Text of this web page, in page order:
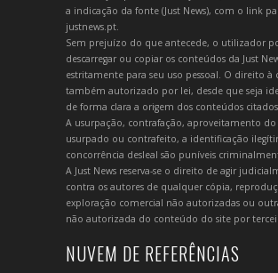
a indicação da fonte (Just News), com o link
justnews.pt.
Sem prejuízo do que antecede, o utilizador
descarregar ou copiar os conteúdos da Just
estritamente para seu uso pessoal. O direito à
também autorizado por lei, desde que seja
de forma clara a origem dos conteúdos
A usurpação, contrafação, aproveitamento
usurpado ou contrafeito, a identificação
concorrência desleal são puníveis
A Just News reserva-se o direito de agir
contra os autores de qualquer cópia,
exploração comercial não autorizadas ou
não autorizada do conteúdo do site por
NUVEM DE REFERÊNCIAS